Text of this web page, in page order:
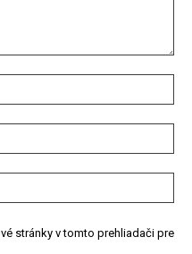
stránky v tomto prehliadači pre